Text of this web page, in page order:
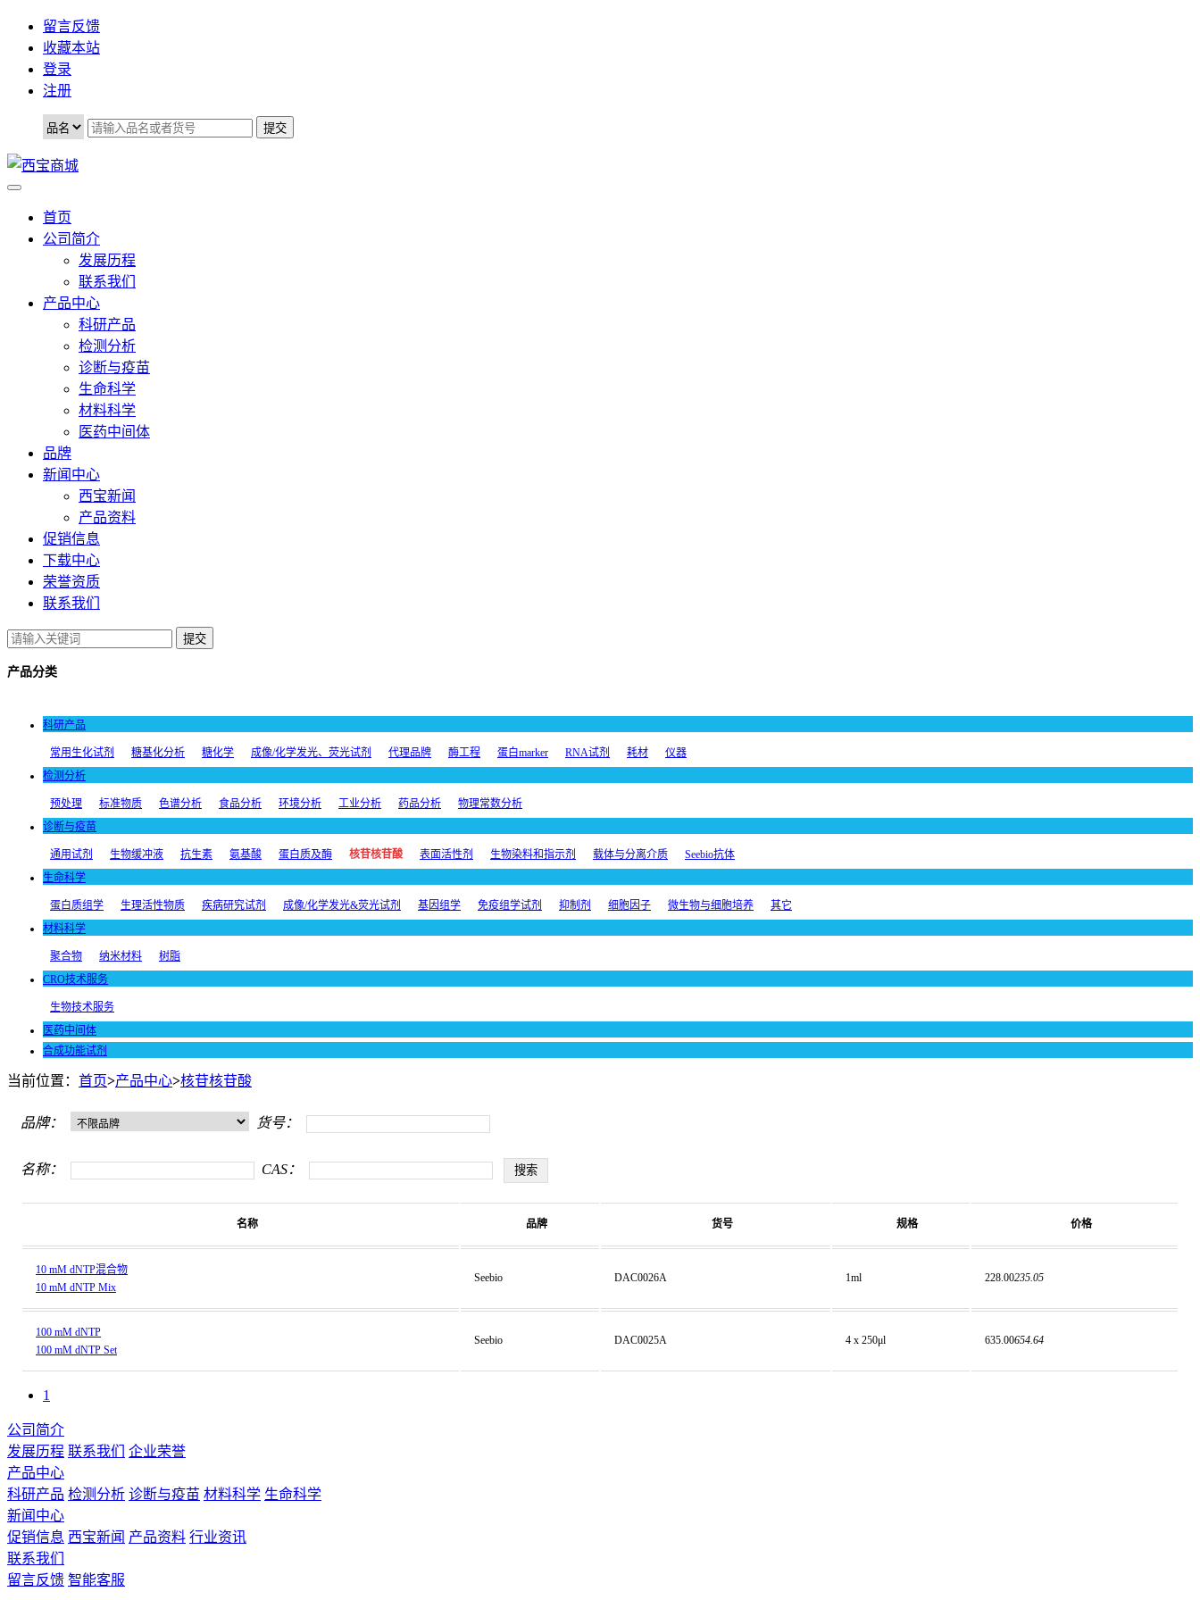
留言反馈
收藏本站
登录
注册
首页
公司简介
发展历程
联系我们
产品中心
科研产品
检测分析
诊断与疫苗
生命科学
材料科学
医药中间体
品牌
新闻中心
西宝新闻
产品资料
促销信息
下载中心
荣誉资质
联系我们
提交
产品分类
科研产品
常用生化试剂 糖基化分析 糖化学 成像/化学发光、荧光试剂 代理品牌 酶工程 蛋白marker RNA试剂 耗材
仪器
检测分析
预处理 标准物质 色谱分析 食品分析 环境分析 工业分析 药品分析
物理常数分析
诊断与疫苗
通用试剂 生物缓冲液 抗生素 氨基酸 蛋白质及酶 核苷核苷酸 表面活性剂 生物染料和指示剂 载体与分离介质
Seebio抗体
生命科学
蛋白质组学 生理活性物质 疾病研究试剂 成像/化学发光&荧光试剂 基因组学 免疫组学试剂 抑制剂 细胞因子 微生物与细胞培养
其它
材料科学
聚合物 纳米材料
树脂
CRO技术服务
生物技术服务
医药中间体
合成功能试剂
当前位置： 首页>产品中心>核苷核苷酸
品牌： 货号：
名称： CAS：
名称 品牌 货号 规格 价格
10 mM dNTP混合物
10 mM dNTP Mix
Seebio DAC0026A 1ml 228.00235.05
100 mM dNTP
100 mM dNTP Set
Seebio DAC0025A 4 x 250μl 635.00654.64
1
公司简介
发展历程 联系我们
企业荣誉
产品中心
科研产品 检测分析 诊断与疫苗 材料科学 生命科学
新闻中心
促销信息 西宝新闻 产品资料 行业资讯
联系我们
留言反馈 智能客服